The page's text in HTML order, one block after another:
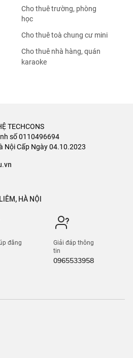
Cho thuê trường, phòng
học
Cho thuê toà chung cư mini
Cho thuê nhà hàng, quán
karaoke
TECHCONS
số 0110496694
Nội Cấp Ngày 04.10.2023
HÀ NỘI
đăng
Giải đáp thông
tin
0965533958